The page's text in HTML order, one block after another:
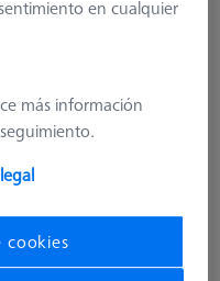
en cualquier
más información
cookies